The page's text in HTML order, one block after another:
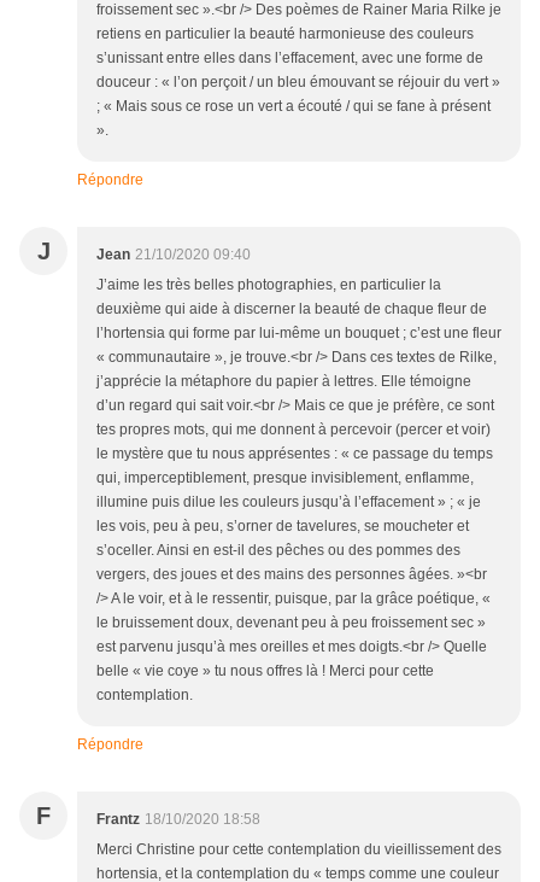
froissement sec ».<br /> Des poèmes de Rainer Maria Rilke je
retiens en particulier la beauté harmonieuse des couleurs
s’unissant entre elles dans l’effacement, avec une forme de
douceur : « l’on perçoit / un bleu émouvant se réjouir du vert »
; « Mais sous ce rose un vert a écouté / qui se fane à présent
».
Répondre
J Jean 21/10/2020 09:40
J’aime les très belles photographies, en particulier la
deuxième qui aide à discerner la beauté de chaque fleur de
l’hortensia qui forme par lui-même un bouquet ; c’est une fleur
« communautaire », je trouve.<br /> Dans ces textes de Rilke,
j’apprécie la métaphore du papier à lettres. Elle témoigne
d’un regard qui sait voir.<br /> Mais ce que je préfère, ce sont
tes propres mots, qui me donnent à percevoir (percer et voir)
le mystère que tu nous apprésentes : « ce passage du temps
qui, imperceptiblement, presque invisiblement, enflamme,
illumine puis dilue les couleurs jusqu’à l’effacement » ; « je
les vois, peu à peu, s’orner de tavelures, se moucheter et
s’oceller. Ainsi en est-il des pêches ou des pommes des
vergers, des joues et des mains des personnes âgées. »<br
/> A le voir, et à le ressentir, puisque, par la grâce poétique, «
le bruissement doux, devenant peu à peu froissement sec »
est parvenu jusqu’à mes oreilles et mes doigts.<br /> Quelle
belle « vie coye » tu nous offres là ! Merci pour cette
contemplation.
Répondre
F Frantz 18/10/2020 18:58
Merci Christine pour cette contemplation du vieillissement des
hortensia, et la contemplation du « temps comme une couleur